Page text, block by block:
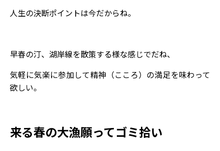
人生の決断ポイントは今だからね。
早春の汀、湖岸線を散策する様な感じでだね、
気軽に気楽に参加して精神（こころ）の満足を味わって
欲しい。
来る春の大漁願ってゴミ拾い